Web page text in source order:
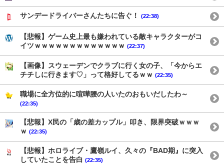
サンデードライバーさんたちに告ぐ！ (22:38)
【悲報】ゲーム史上最も嫌われている敵キャラクターがコ
イツｗｗｗｗｗｗｗｗｗｗｗｗｗ (22:37)
【画像】スウェーデンでクラブに行く女の子、「今からエ
チチしに行きます♡」って格好してるｗｗ (22:35)
職場に全方位的に喧嘩腰の人いたのおもいだしたわ～
(22:35)
【悲報】X民の「歳の差カップル」叩き、限界突破ｗｗｗ
ｗ (22:35)
【悲報】ホロライブ・鷹嶺ルイ、久々の『BAD期』に突入
していたことを告白 (22:35)